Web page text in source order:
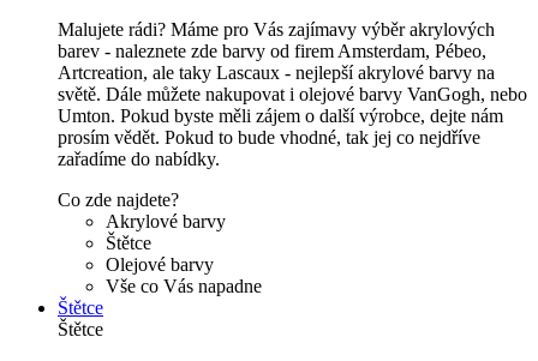
Malujete rádi? Máme pro Vás zajímavy výběr akrylových
barev - naleznete zde barvy od firem Amsterdam, Pébeo,
Artcreation, ale taky Lascaux - nejlepší akrylové barvy na
světě. Dále můžete nakupovat i olejové barvy VanGogh, nebo
Umton. Pokud byste měli zájem o další výrobce, dejte nám
prosím vědět. Pokud to bude vhodné, tak jej co nejdříve
zařadíme do nabídky.
Co zde najdete?
Akrylové barvy
Štětce
Olejové barvy
Vše co Vás napadne
Štětce
Štětce